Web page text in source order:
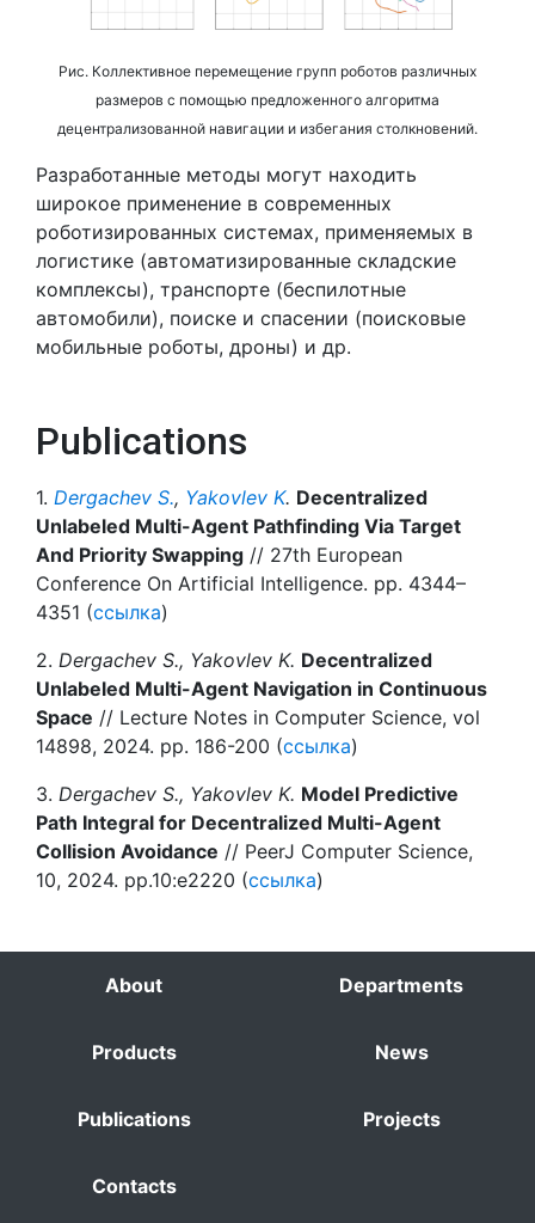
Рис. Коллективное перемещение групп роботов различных
размеров с помощью предложенного алгоритма
децентрализованной навигации и избегания столкновений.
Разработанные методы могут находить
широкое применение в современных
роботизированных системах, применяемых в
логистике (автоматизированные складские
комплексы), транспорте (беспилотные
автомобили), поиске и спасении (поисковые
мобильные роботы, дроны) и др.
Publications
1. Dergachev S., Yakovlev K. Decentralized
Unlabeled Multi-Agent Pathfinding Via Target
And Priority Swapping // 27th European
Conference On Artificial Intelligence. pp. 4344–
4351 (ссылка)
2. Dergachev S., Yakovlev K. Decentralized
Unlabeled Multi-Agent Navigation in Continuous
Space // Lecture Notes in Computer Science, vol
14898, 2024. pp. 186-200 (ссылка)
3. Dergachev S., Yakovlev K. Model Predictive
Path Integral for Decentralized Multi-Agent
Collision Avoidance // PeerJ Computer Science,
10, 2024. pp.10:e2220 (ссылка)
About Departments
Products News
Publications Projects
Contacts